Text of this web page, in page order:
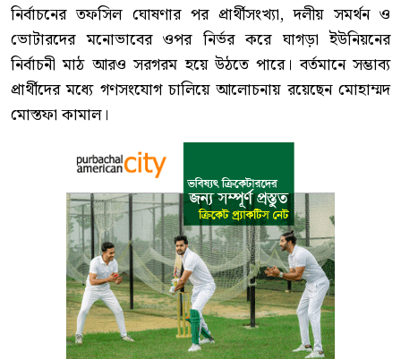
নির্বাচনের তফসিল ঘোষণার পর প্রার্থীসংখ্যা, দলীয় সমর্থন ও
ভোটারদের মনোভাবের ওপর নির্ভর করে ঘাগড়া ইউনিয়নের
নির্বাচনী মাঠ আরও সরগরম হয়ে উঠতে পারে। বর্তমানে সম্ভাব্য
প্রার্থীদের মধ্যে গণসংযোগ চালিয়ে আলোচনায় রয়েছেন মোহাম্মদ
মোস্তফা কামাল।